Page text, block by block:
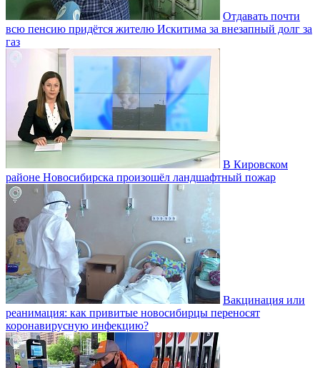
Отдавать почти
всю пенсию придётся жителю Искитима за внезапный долг за
газ
В Кировском
районе Новосибирска произошёл ландшафтный пожар
Вакцинация или
реанимация: как привитые новосибирцы переносят
коронавирусную инфекцию?